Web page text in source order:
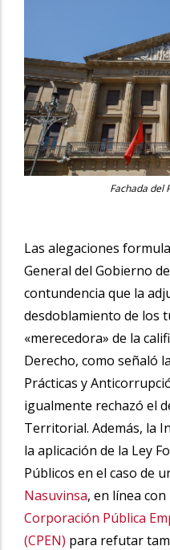
Fachada del
Las alegaciones
General del Gobierno
contundencia que la
desdoblamiento de los
«merecedora» de la
Derecho, como señaló
Prácticas y
igualmente rechazó el
Territorial. Además, la
la aplicación de la Ley
Públicos en el caso de
Nasuvinsa, en línea
Corporación Pública
(CPEN) para refutar